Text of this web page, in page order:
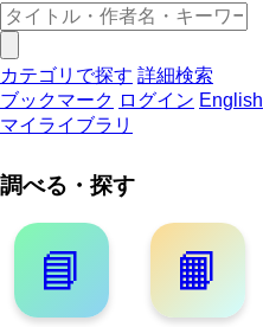
カテゴリで探す 詳細検索
ブックマーク ログイン English
マイライブラリ
調べる・探す
📘 📙